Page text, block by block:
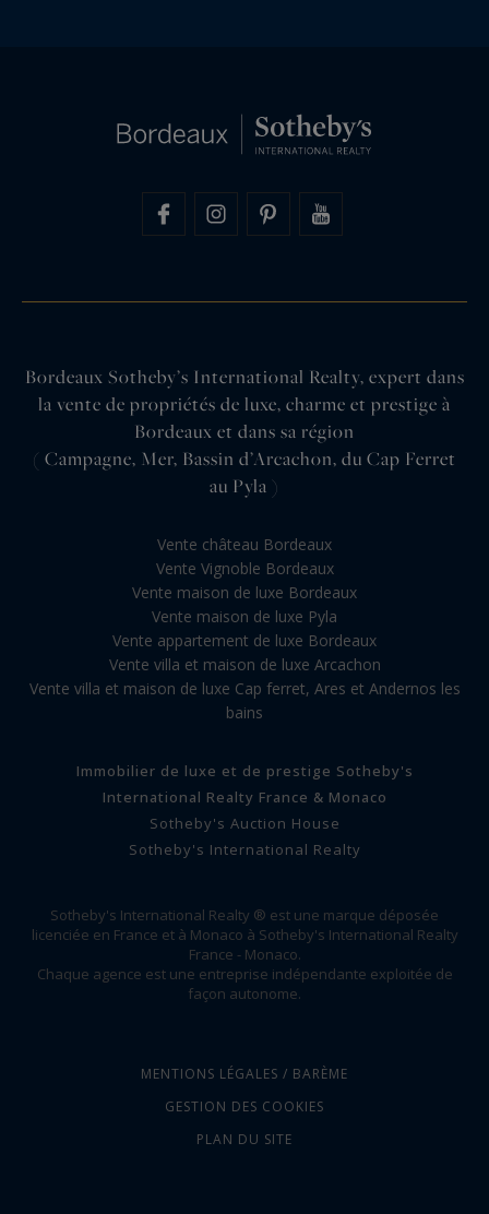
Bordeaux Sotheby’s International Realty, expert dans
la vente de propriétés de luxe, charme et prestige à
Bordeaux et dans sa région
( Campagne, Mer, Bassin d’Arcachon, du Cap Ferret
au Pyla )
Vente château Bordeaux
Vente Vignoble Bordeaux
Vente maison de luxe Bordeaux
Vente maison de luxe Pyla
Vente appartement de luxe Bordeaux
Vente villa et maison de luxe Arcachon
Vente villa et maison de luxe Cap ferret, Ares et Andernos les
bains
Immobilier de luxe et de prestige Sotheby's
International Realty France & Monaco
Sotheby's Auction House
Sotheby's International Realty
Sotheby's International Realty ® est une marque déposée
licenciée en France et à Monaco à Sotheby's International Realty
France - Monaco.
Chaque agence est une entreprise indépendante exploitée de
façon autonome.
MENTIONS LÉGALES / BARÈME
GESTION DES COOKIES
PLAN DU SITE